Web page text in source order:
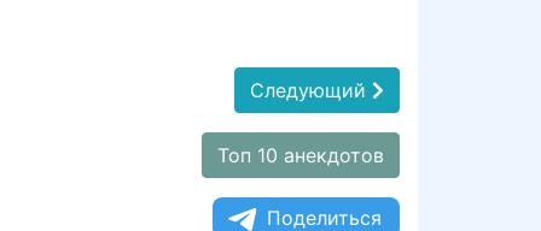
Следующий
Топ 10 анекдотов
Поделиться